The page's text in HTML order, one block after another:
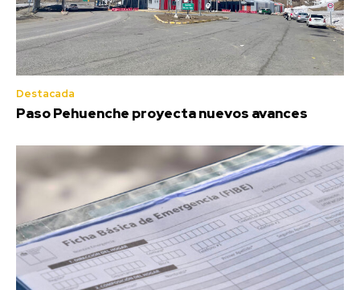
Destacada
Paso Pehuenche proyecta nuevos avances